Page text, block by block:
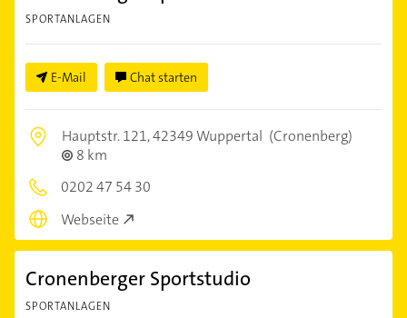
SPORTANLAGEN
E-Mail Chat starten
Hauptstr. 121,42349 Wuppertal (Cronenberg)
8 km
0202 47 54 30
Webseite
Cronenberger Sportstudio
SPORTANLAGEN